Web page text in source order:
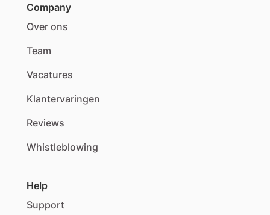
Company
Over ons
Team
Vacatures
Klantervaringen
Reviews
Whistleblowing
Help
Support